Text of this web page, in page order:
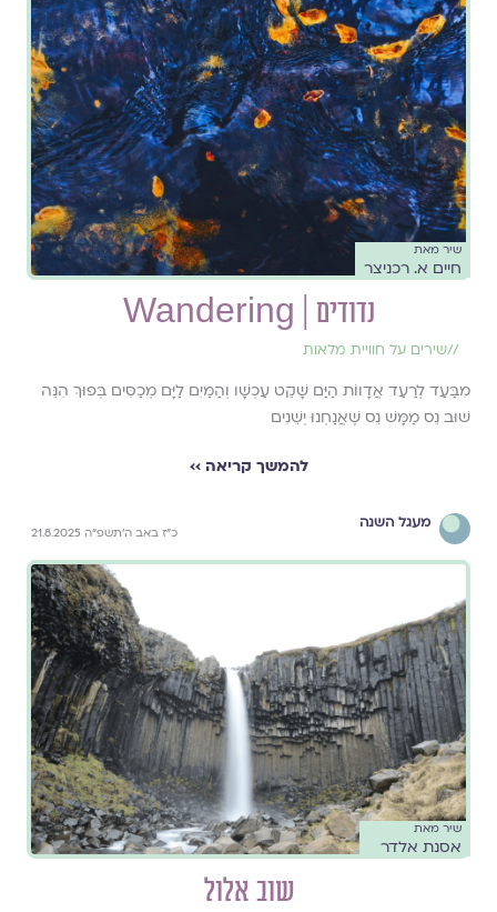
שיר מאת
חיים א. רכניצר
נדודים | Wandering
//שירים על חוויית מלאות
מִבַּעַד לְרַעַד אֲדָווֹת הַיַּם שָׁקֵט עַכְשָׁו וְהַמַּיִם לַיָּם מְכַסִּים בְּפוּךְ הִנֵּה
שׁוּב נֵס מַמָּשׁ נֵס שֶׁאֲנַחְנוּ יְשֵׁנִים
להמשך קריאה ››
מעגל השנה
כ״ז באב ה׳תשפ״ה 21.8.2025
שיר מאת
אסנת אלדר
שוב אלול